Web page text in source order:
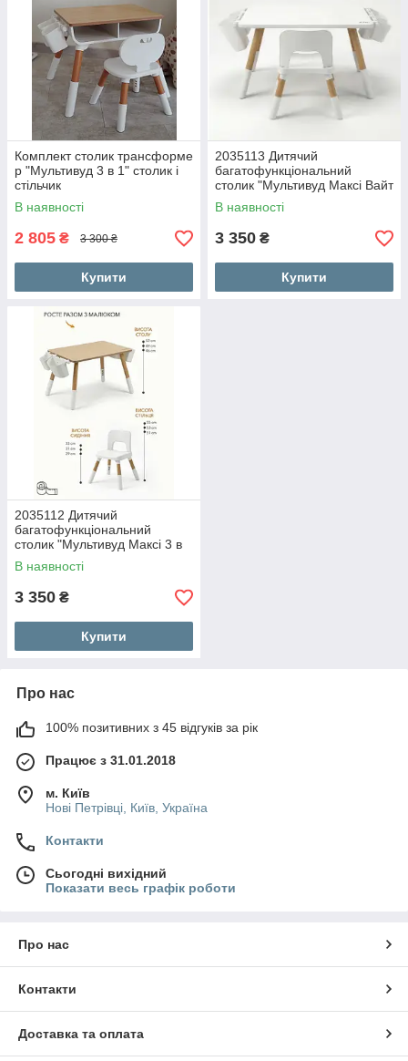
Комплект столик трансформе
р "Мультивуд 3 в 1" столик і
стільчик
В наявності
2 805 ₴ 3 300 ₴
Купити
2035113 Дитячий
багатофункціональний
столик "Мультивуд Максі Вайт
3 в 1" та стілець
В наявності
3 350 ₴
Купити
2035112 Дитячий
багатофункціональний
столик "Мультивуд Максі 3 в
1" та стілець
В наявності
3 350 ₴
Купити
Про нас
100% позитивних з 45 відгуків за рік
Працює з 31.01.2018
м. Київ
Нові Петрівці, Київ, Україна
Контакти
Сьогодні вихідний
Показати весь графік роботи
Про нас
Контакти
Доставка та оплата